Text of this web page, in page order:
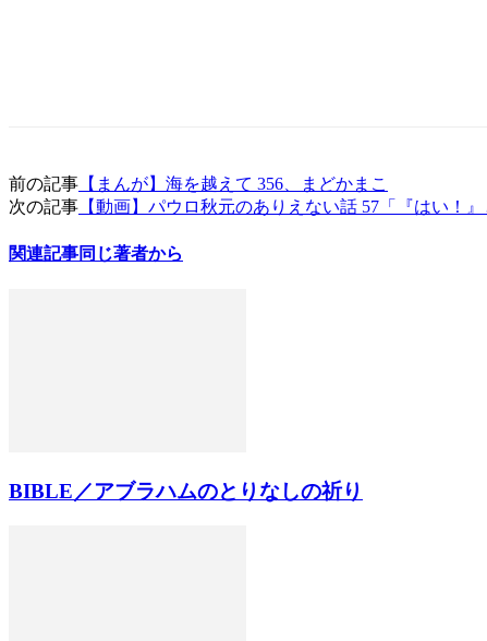
前の記事 【まんが】海を越えて 356、まどかまこ
次の記事 【動画】パウロ秋元のありえない話 57「『はい！
関連記事同じ著者から
BIBLE／アブラハムのとりなしの祈り